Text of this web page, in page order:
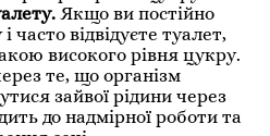
Якщо ви постійно
часто відвідуєте туалет,
високого рівня цукру.
те, що організм
зайвої рідини через
до надмірної роботи та